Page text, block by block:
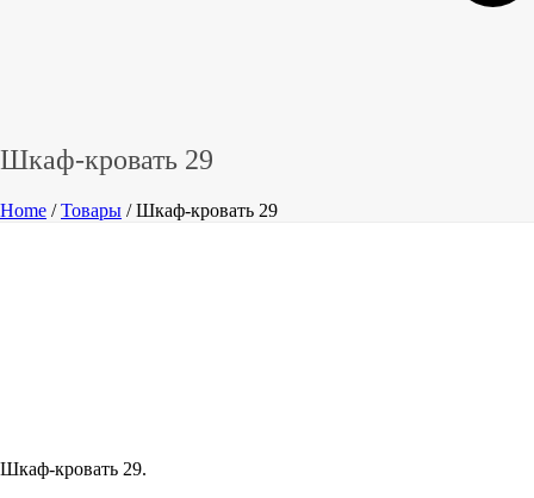
Шкаф-кровать 29
Home /Товары / Шкаф-кровать 29
Шкаф-кровать 29.